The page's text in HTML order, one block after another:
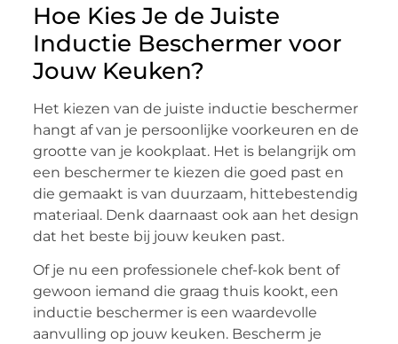
Hoe Kies Je de Juiste
Inductie Beschermer voor
Jouw Keuken?
Het kiezen van de juiste inductie beschermer
hangt af van je persoonlijke voorkeuren en de
grootte van je kookplaat. Het is belangrijk om
een beschermer te kiezen die goed past en
die gemaakt is van duurzaam, hittebestendig
materiaal. Denk daarnaast ook aan het design
dat het beste bij jouw keuken past.
Of je nu een professionele chef-kok bent of
gewoon iemand die graag thuis kookt, een
inductie beschermer is een waardevolle
aanvulling op jouw keuken. Bescherm je